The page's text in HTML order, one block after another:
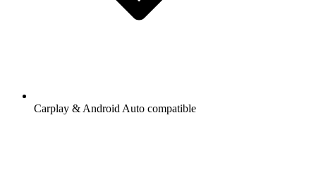
Carplay & Android Auto compatible